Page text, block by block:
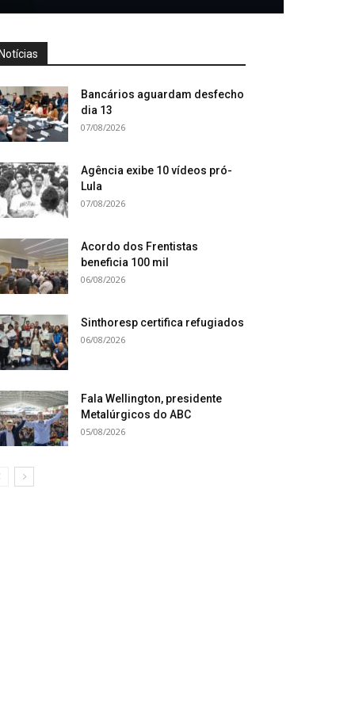
Bancários aguardam desfecho
dia 13
07/08/2026
Agência exibe 10 vídeos pró-
Lula
07/08/2026
Acordo dos Frentistas
beneficia 100 mil
06/08/2026
Sinthoresp certifica refugiados
06/08/2026
Fala Wellington, presidente
Metalúrgicos do ABC
05/08/2026